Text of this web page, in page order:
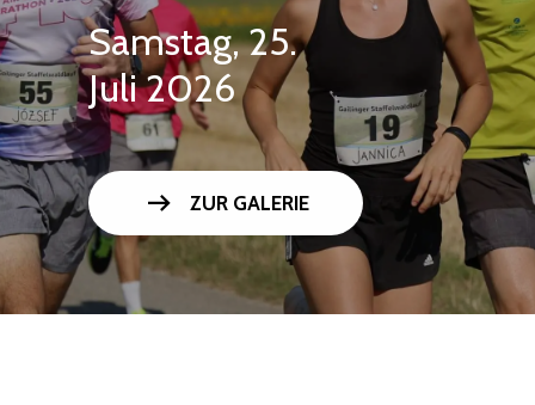
Samstag, 25.
Juli 2026
arrow_right_alt ZUR GALERIE